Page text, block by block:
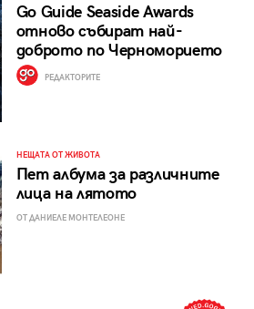
Go Guide Seaside Awards
отново събират най-
доброто по Черноморието
РЕДАКТОРИТЕ
НЕЩАТА ОТ ЖИВОТА
Пет албума за различните
лица на лятото
ОТ ДАНИЕЛЕ МОНТЕЛЕОНЕ